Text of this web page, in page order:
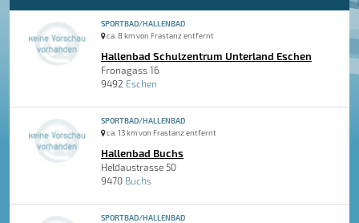
SPORTBAD/HALLENBAD
ca. 8 km von Frastanz entfernt
Hallenbad Schulzentrum Unterland Eschen
Fronagass 16
9492 Eschen
SPORTBAD/HALLENBAD
ca. 13 km von Frastanz entfernt
Hallenbad Buchs
Heldaustrasse 50
9470 Buchs
SPORTBAD/HALLENBAD